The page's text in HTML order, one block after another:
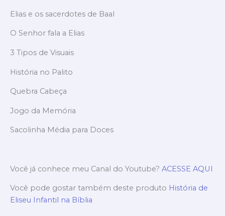
Elias e os sacerdotes de Baal
O Senhor fala a Elias
3 Tipos de Visuais
História no Palito
Quebra Cabeça
Jogo da Memória
Sacolinha Média para Doces
Você já conhece meu Canal do Youtube? ACESSE AQUI
Você pode gostar também deste produto História de
Eliseu Infantil na Bíblia